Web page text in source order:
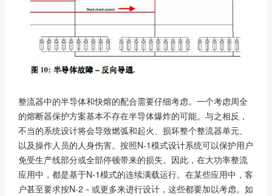
整流器中的半导体和快熔的配合需要仔细考虑。一个考虑周全
的熔断器保护方案基本不存在半导体爆炸的可能。与之相反，
不当的系统设计将会导致燃弧和起火、损坏整个整流器单元、
以及操作人员的人身伤害。按照N-1模式设计系统可以保护用户
免受生产线部分或全部停顿带来的损失。因此，在大功率整流
应用中，都是基于N-1模式的连续满载运行。在某些应用中，客
户甚至要求按N-2－或更多来进行设计，这些都要加以考虑。如